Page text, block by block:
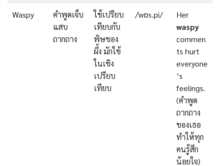
Waspy
คำพูดเจ็บ
แสบ
ถากถาง
ใช้เปรียบ
เทียบกับ
พิษของ
ผึ้ง มักใช้
ในเชิง
เปรียบ
เทียบ
/ˈwɒs.pi/
Her
waspy
commen
ts hurt
everyone
’s
feelings.
(คำพูด
ถากถาง
ของเธอ
ทำให้ทุก
คนรู้สึก
น้อยใจ)